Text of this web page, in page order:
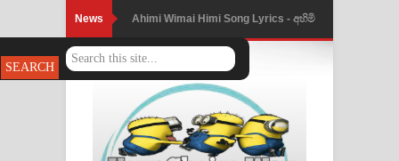
News Ahimi Wimai Himi Song Lyrics - අහිමි
විමයි හිමි ගීතයේ පද පෙළ
Mathaka Parana Song Lyrics - මතක
පාරනා ගීතයේ පද පෙළ